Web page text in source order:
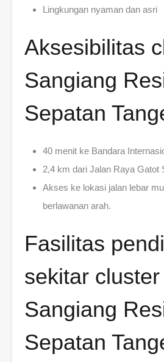
Lingkungan nyaman dan asri
Aksesibilitas
Sangiang
Sepatan
40 menit ke Bandara
2,4 km dari Jalan Raya Gatot
Akses ke lokasi jalan lebar
berlawanan arah.
Fasilitas
sekitar cluster
Sangiang
Sepatan